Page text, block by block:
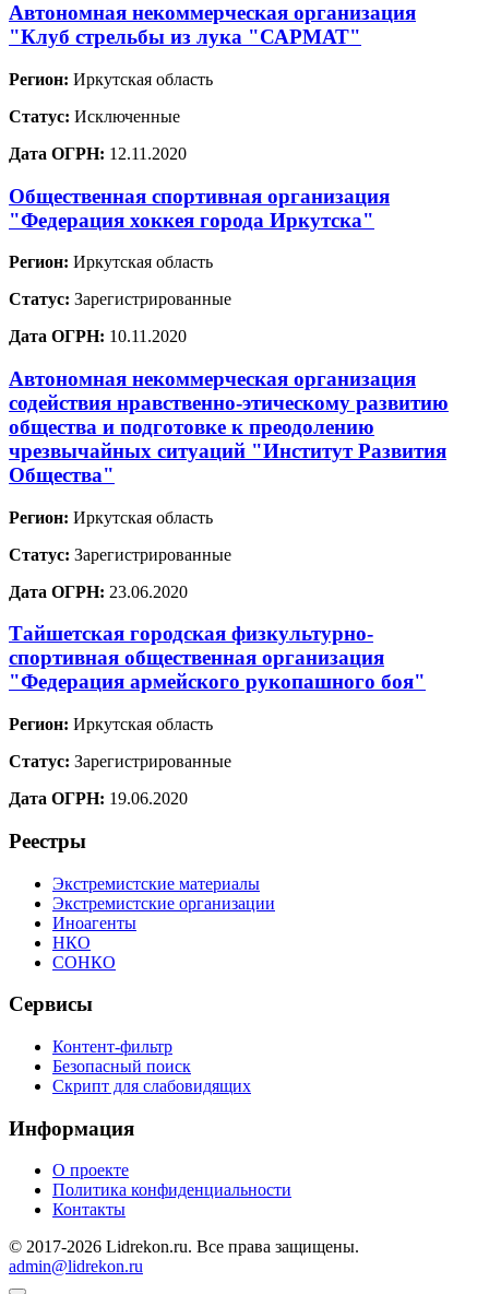
Автономная некоммерческая организация
"Клуб стрельбы из лука "САРМАТ"
Регион: Иркутская область
Статус: Исключенные
Дата ОГРН: 12.11.2020
Общественная спортивная организация
"Федерация хоккея города Иркутска"
Регион: Иркутская область
Статус: Зарегистрированные
Дата ОГРН: 10.11.2020
Автономная некоммерческая организация
содействия нравственно-этическому развитию
общества и подготовке к преодолению
чрезвычайных ситуаций "Институт Развития
Общества"
Регион: Иркутская область
Статус: Зарегистрированные
Дата ОГРН: 23.06.2020
Тайшетская городская физкультурно-
спортивная общественная организация
"Федерация армейского рукопашного боя"
Регион: Иркутская область
Статус: Зарегистрированные
Дата ОГРН: 19.06.2020
Реестры
Экстремистские материалы
Экстремистские организации
Иноагенты
НКО
СОНКО
Сервисы
Контент-фильтр
Безопасный поиск
Скрипт для слабовидящих
Информация
О проекте
Политика конфиденциальности
Контакты
© 2017-2026 Lidrekon.ru. Все права защищены.
admin@lidrekon.ru